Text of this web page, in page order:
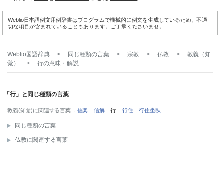
Weblio日本語例文用例辞書はプログラムで機械的に例文を生成しているため、不適
切な項目が含まれていることもあります。ご了承くださいませ。
Weblio国語辞典 > 同じ種類の言葉 > 宗教 > 仏教 >
教義（知
覚）
> 行の意味・解説
「行」と同じ種類の言葉
教義(知覚)に関連する言葉 信楽 信解 行 行住 行住坐臥
同じ種類の言葉
仏教に関連する言葉